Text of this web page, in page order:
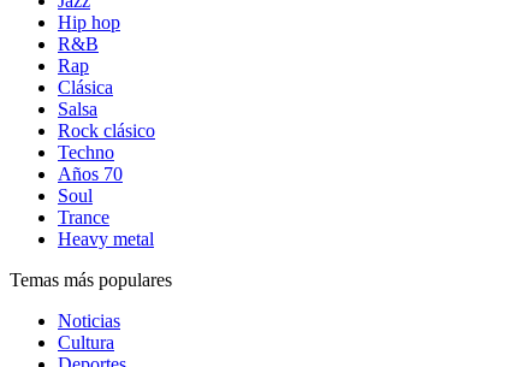
Hip hop
R&B
Rap
Clásica
Salsa
Rock clásico
Techno
Años 70
Soul
Trance
Heavy metal
Temas más populares
Noticias
Cultura